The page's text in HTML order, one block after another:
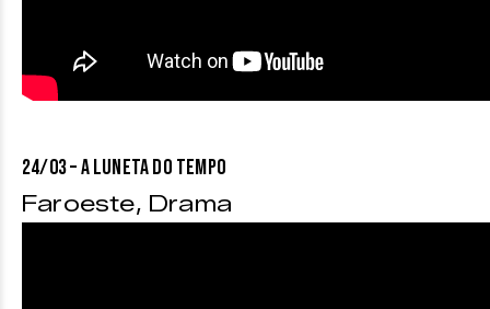
24/03 – A LUNETA DO TEMPO
Faroeste, Drama